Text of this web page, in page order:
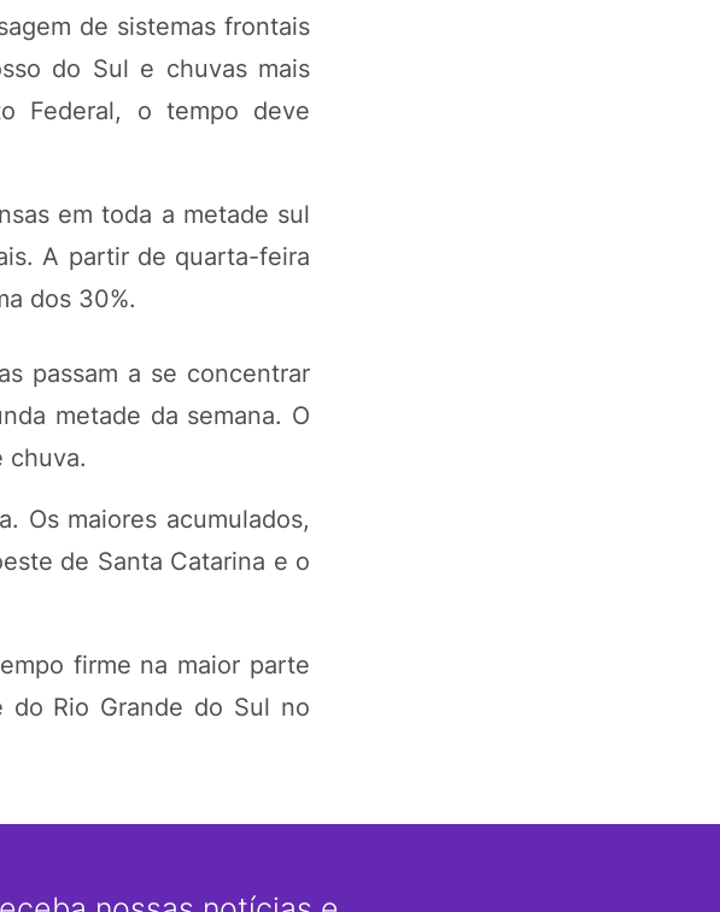
de sistemas frontais
do Sul e chuvas mais
Federal, o tempo deve
em toda a metade sul
A partir de quarta-feira
dos 30%.
passam a se concentrar
metade da semana. O
chuva.
Os maiores acumulados,
de Santa Catarina e o
firme na maior parte
Rio Grande do Sul no